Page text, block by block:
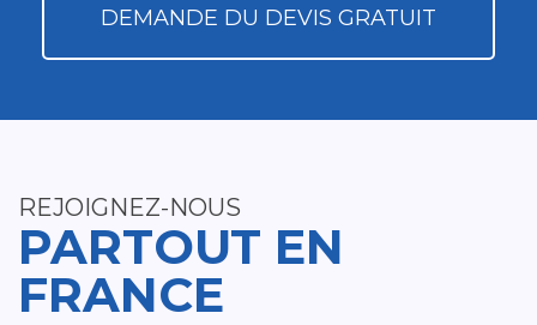
DEMANDE DU DEVIS GRATUIT
REJOIGNEZ-NOUS
PARTOUT EN
FRANCE